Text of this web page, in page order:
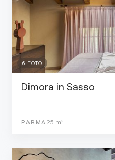
6 FOTO
Dimora in Sasso
PARMA 25 m²